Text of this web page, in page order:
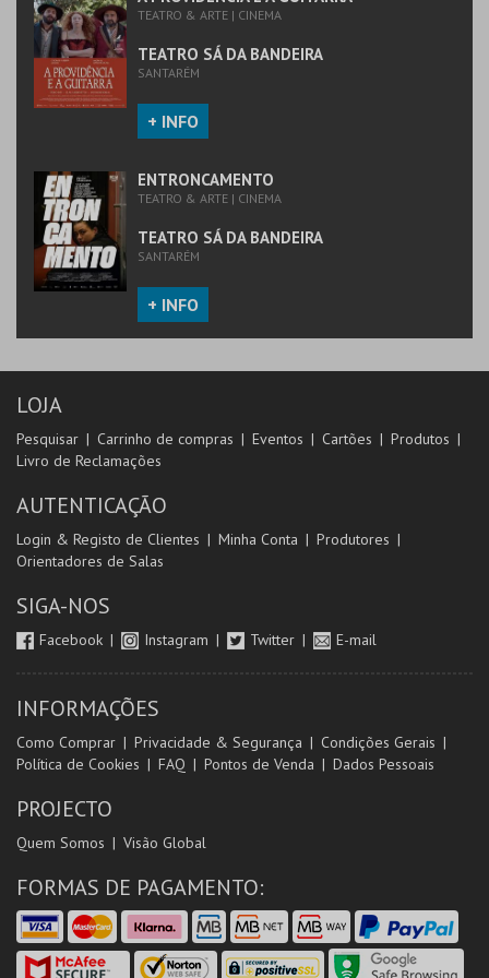
COMPRAR
TEATRO & ARTE | CINEMA
TEATRO SÁ DA BANDEIRA
SANTARÉM
+ INFO
ENTRONCAMENTO
TEATRO & ARTE | CINEMA
TEATRO SÁ DA BANDEIRA
SANTARÉM
+ INFO
LOJA
Pesquisar Carrinho de compras Eventos Cartões
Produtos
Livro de Reclamações
AUTENTICAÇÃO
Login & Registo de Clientes Minha Conta
Produtores
Orientadores de Salas
SIGA-NOS
Facebook Instagram Twitter E-mail
INFORMAÇÕES
Como Comprar Privacidade & Segurança
Condições Gerais
Política de Cookies
FAQ Pontos de Venda Dados Pessoais
PROJECTO
Quem Somos Visão Global
FORMAS DE PAGAMENTO: